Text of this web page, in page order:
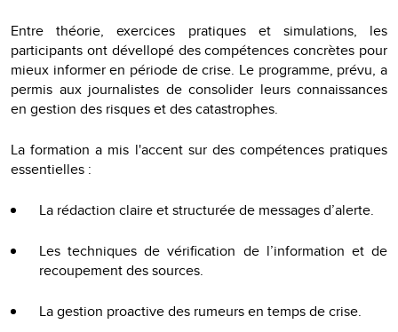
Entre théorie, exercices pratiques et simulations, les
participants ont dévellopé des compétences concrètes pour
mieux informer en période de crise. Le programme, prévu, a
permis aux journalistes de consolider leurs connaissances
en gestion des risques et des catastrophes.
La formation a mis l'accent sur des compétences pratiques
essentielles :
La rédaction claire et structurée de messages d’alerte.
Les techniques de vérification de l’information et de
recoupement des sources.
La gestion proactive des rumeurs en temps de crise.